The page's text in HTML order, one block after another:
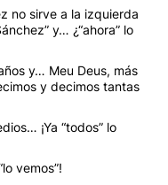
no sirve a la izquierda
y… ¿“ahora” lo
y… Meu Deus, más
y decimos tantas
¡Ya “todos” lo
vemos”!